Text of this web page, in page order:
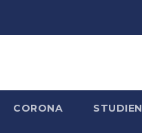
CORONA STUDIEN